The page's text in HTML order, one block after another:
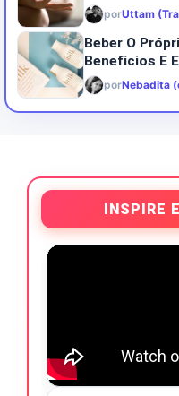
porUttam
Beber O
Benefícios E
porNebadita
INSPIRE